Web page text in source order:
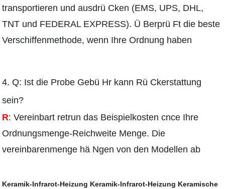
transportieren und ausdrü Cken (EMS, UPS, DHL,
TNT und FEDERAL EXPRESS). Ü Berprü Ft die beste
Verschiffenmethode, wenn Ihre Ordnung haben
4.Q: Ist die Probe Gebü Hr kann Rü Ckerstattung
sein?
R: Vereinbart retrun das Beispielkosten cnce Ihre
Ordnungsmenge-Reichweite Menge. Die
vereinbarenmenge hä Ngen von den Modellen ab
Keramik-Infrarot-Heizung Keramik-Infrarot-Heizung Keramische